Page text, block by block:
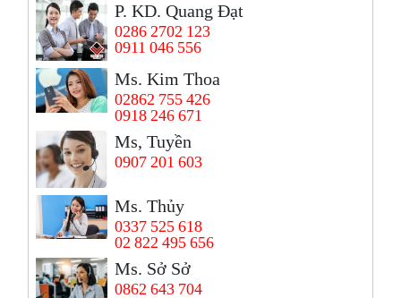
P. KD. Quang Đạt
0286 2702 123
0911 046 556
Ms. Kim Thoa
02862 755 426
0918 246 671
Ms, Tuyền
0907 201 603
Ms. Thủy
0337 525 618
02 822 495 656
Ms. Sở Sở
0862 643 704